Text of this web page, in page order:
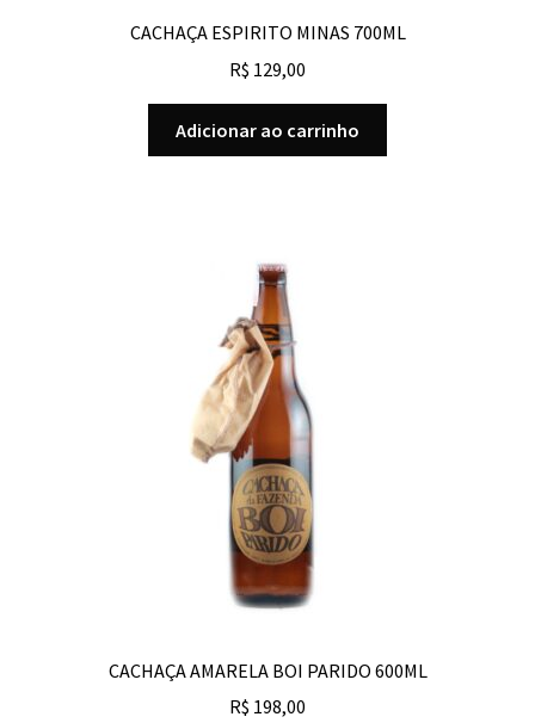
CACHAÇA ESPIRITO MINAS 700ML
R$ 129,00
Adicionar ao carrinho
CACHAÇA AMARELA BOI PARIDO 600ML
R$ 198,00